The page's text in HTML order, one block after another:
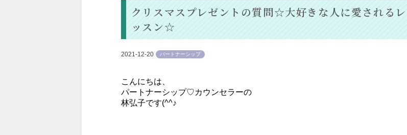
クリスマスプレゼントの質問☆大好きな人に愛されるレ
ッスン☆
2021-12-20 パートナーシップ
こんにちは、
パートナーシップ♡カウンセラーの
林弘子です(^^♪